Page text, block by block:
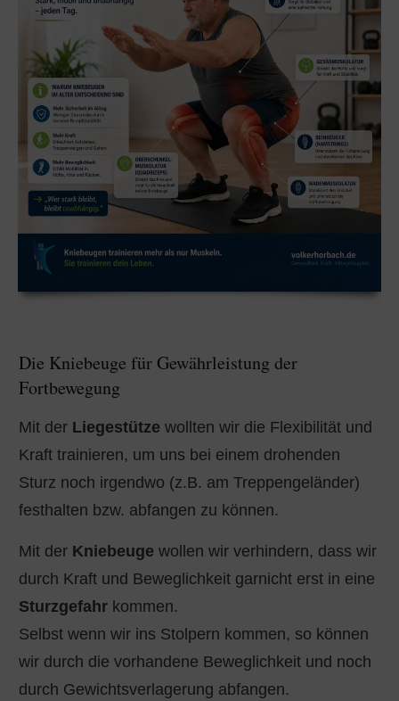
Die Kniebeuge für Gewährleistung der
Fortbewegung
Mit der Liegestütze wollten wir die Flexibilität und
Kraft trainieren, um uns bei einem drohenden
Sturz noch irgendwo (z.B. am Treppengeländer)
festhalten bzw. abfangen zu können.
Mit der Kniebeuge wollen wir verhindern, dass wir
durch Kraft und Beweglichkeit garnicht erst in eine
Sturzgefahr kommen.
Selbst wenn wir ins Stolpern kommen, so können
wir durch die vorhandene Beweglichkeit und noch
durch Gewichtsverlagerung abfangen.